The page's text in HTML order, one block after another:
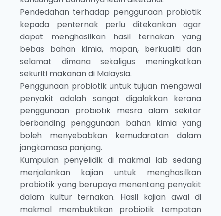
Pendedahan terhadap penggunaan probiotik
kepada penternak perlu ditekankan agar
dapat menghasilkan hasil ternakan yang
bebas bahan kimia, mapan, berkualiti dan
selamat dimana sekaligus meningkatkan
sekuriti makanan di Malaysia.
Penggunaan probiotik untuk tujuan mengawal
penyakit adalah sangat digalakkan kerana
penggunaan probiotik mesra alam sekitar
berbanding penggunaan bahan kimia yang
boleh menyebabkan kemudaratan dalam
jangkamasa panjang.
Kumpulan penyelidik di makmal lab sedang
menjalankan kajian untuk menghasilkan
probiotik yang berupaya menentang penyakit
dalam kultur ternakan. Hasil kajian awal di
makmal membuktikan probiotik tempatan